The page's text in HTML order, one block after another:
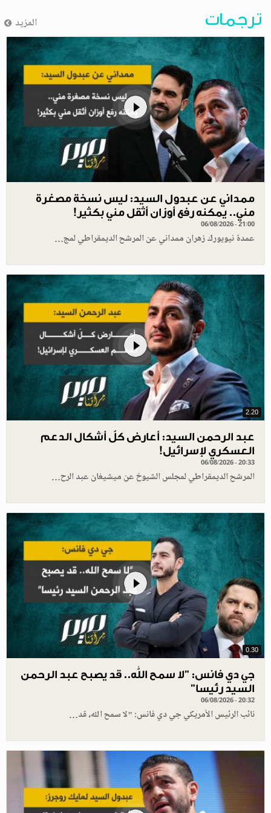
ترجمات المزيد
ممداني عن عبدول السيد: ليس نسخة مصغرة
مني.. يمكنه رفع أوزان أثقل مني بكثير!
06/08/2026 - 21:00
عمدة نيويورك زهران ممداني عن المرشح الديمقراطي لمج…
2.20
عبد الرحمن السيد: أعارض كلّ أشكال الدعم
العسكري لإسرائيل!
06/08/2026 - 20:33
المرشح الديمقراطي لمجلس الشيوخ عن ميشيغان عبد الرح…
0.30
جي دي فانس: ”لا سمح الله.. قد يصبح عبد الرحمن
السيد رئيسا”
06/08/2026 - 20:32
نائب الرئيس الأمريكي جي دي فانس: "لا سمح الله، قد…